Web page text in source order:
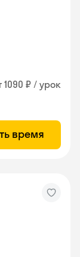
1090 ₽ / урок
время